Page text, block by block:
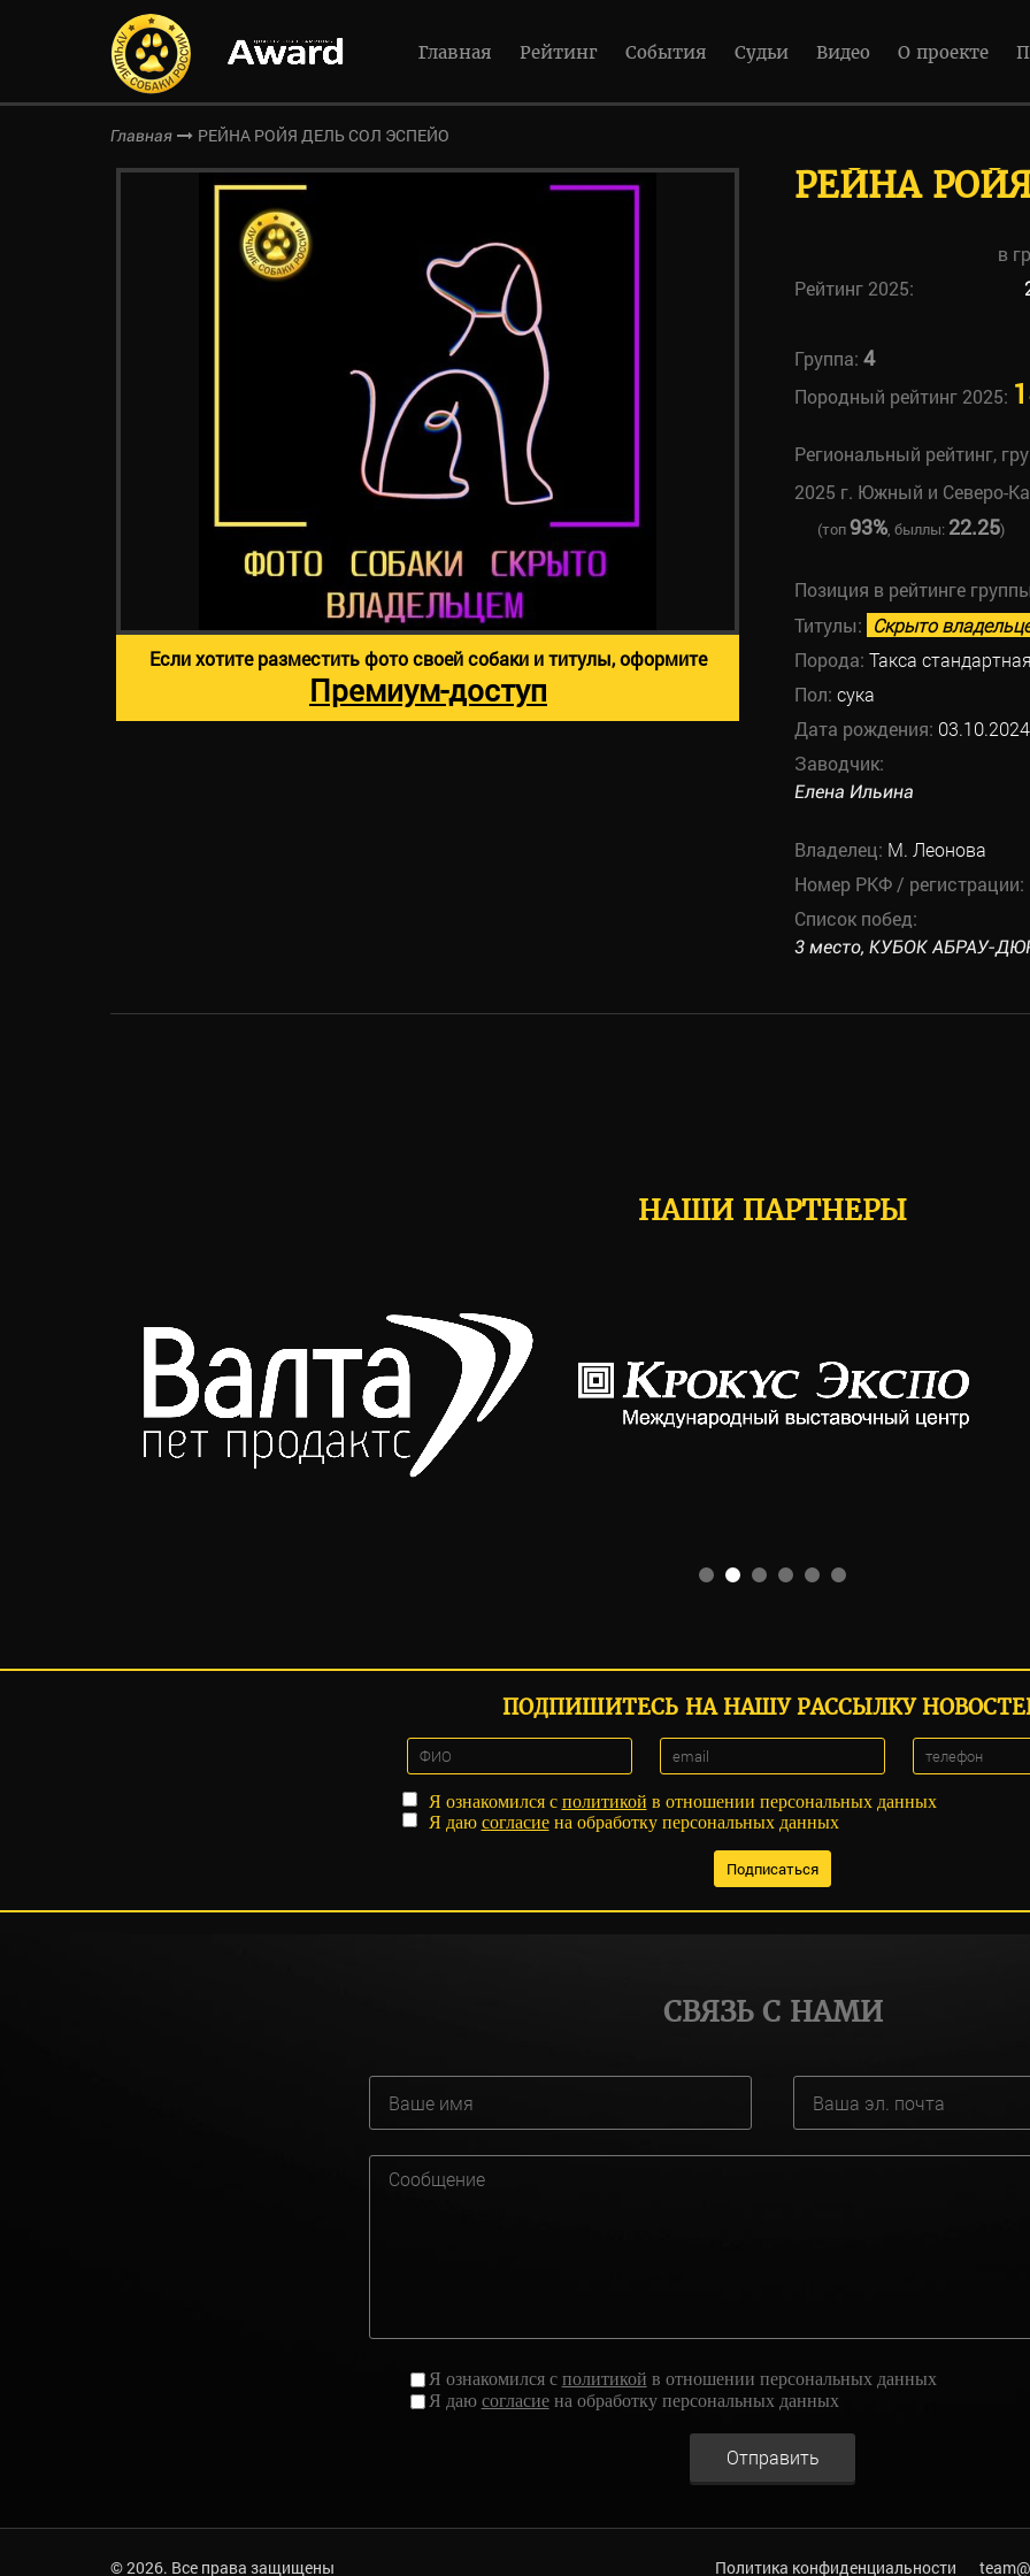
Главная Рейтинг События Судьи Видео О проекте
Главная РЕЙНА РОЙЯ ДЕЛЬ СОЛ ЭСПЕЙО
РЕЙНА
в
Рейтинг 2025:
Группа: 4
Породный рейтинг 2025:
Региональный рейтинг,
2025 г. Южный и Северо-
(топ93%, быллы: 22.25)
Позиция в рейтинге
Титулы: Скрыто
Порода: Такса
Пол: сука
Дата рождения: 03.10.2024
Заводчик:
Елена Ильина
Владелец: М. Леонова
Номер РКФ / регистрации:
Список побед:
3 место, КУБОК АБРАУ-
Если хотите разместить фото своей собаки и титулы, оформите
Премиум-доступ
НАШИ ПАРТНЕРЫ
ПОДПИШИТЕСЬ НА НАШУ РАССЫЛКУ
Я ознакомился с политикой в отношении персональных данных
Я даю согласиена обработку персональных данных
СВЯЗЬ С НАМИ
Я ознакомился с политикой в отношении персональных данных
Я даю согласиена обработку персональных данных
Отправить
Политика конфиденциальности
© 2026. Все права защищены